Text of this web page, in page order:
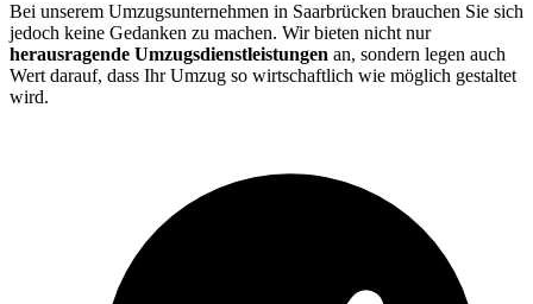
Bei unserem Umzugsunternehmen in Saarbrücken brauchen Sie sich
jedoch keine Gedanken zu machen. Wir bieten nicht nur
herausragende Umzugsdienstleistungen an, sondern legen auch
Wert darauf, dass Ihr Umzug so wirtschaftlich wie möglich gestaltet
wird.